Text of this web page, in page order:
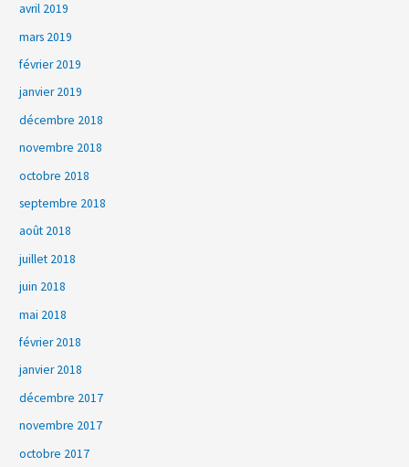
avril 2019
mars 2019
février 2019
janvier 2019
décembre 2018
novembre 2018
octobre 2018
septembre 2018
août 2018
juillet 2018
juin 2018
mai 2018
février 2018
janvier 2018
décembre 2017
novembre 2017
octobre 2017